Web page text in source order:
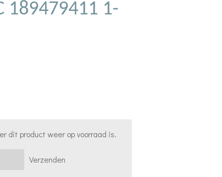
189479411 1-
dit product weer op voorraad is.
Verzenden